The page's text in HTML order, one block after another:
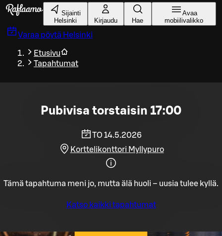
Siirry pääsisältöön
Sijainti
Helsinki
Kirjaudu Hae
Avaa
mobiilivalikko
Varaa pöytä Helsinki
Etusivu
Tapahtumat
Pubivisa torstaisin 17:00
TO 14.5.2026
Korttelikonttori Myllypuro
Tämä tapahtuma meni jo, mutta älä huoli – uusia tulee kyllä.
Katso kaikki tapahtumat